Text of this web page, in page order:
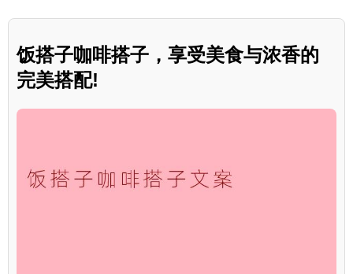
饭搭子咖啡搭子，享受美食与浓香的
完美搭配!